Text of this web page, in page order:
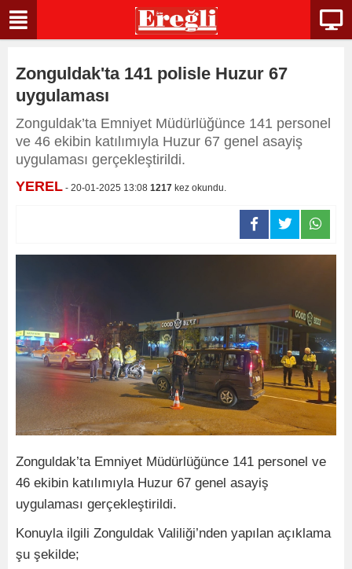
Zonguldak'ta 141 polisle Huzur 67
uygulaması
Zonguldak’ta Emniyet Müdürlüğünce 141 personel
ve 46 ekibin katılımıyla Huzur 67 genel asayiş
uygulaması gerçekleştirildi.
YEREL - 20-01-2025 13:08 1217 kez okundu.
Zonguldak’ta Emniyet Müdürlüğünce 141 personel ve
46 ekibin katılımıyla Huzur 67 genel asayiş
uygulaması gerçekleştirildi.
Konuyla ilgili Zonguldak Valiliği’nden yapılan açıklama
şu şekilde;